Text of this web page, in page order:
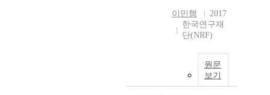
이민행
2017
한국연구재
단(NRF)
원문
보기